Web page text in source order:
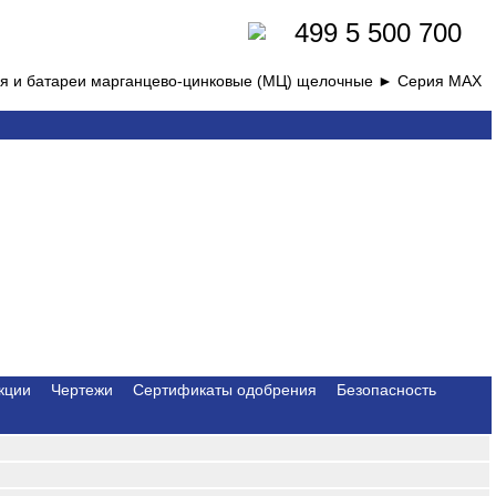
499 5 500 700
и батареи марганцево-цинковые (МЦ) щелочные ► Серия MAX
Чертежи Сертификаты одобрения Безопасность